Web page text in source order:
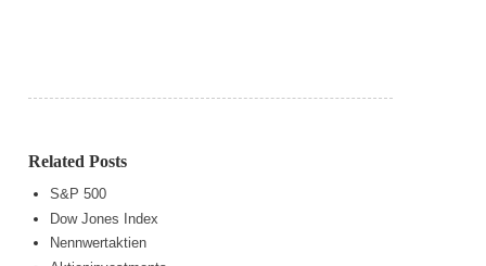
Related Posts
S&P 500
Dow Jones Index
Nennwertaktien